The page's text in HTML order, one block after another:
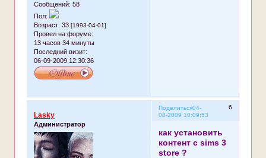
Сообщений: 58
Пол:
Возраст: 33 [1993-04-01]
Провел на форуме:
13 часов 34 минуты
Последний визит:
06-09-2009 12:30:36
Поделиться 6
04-
08-2009 10:09:53
Lasky
Администратор
как установить
контент с sims 3
store ?